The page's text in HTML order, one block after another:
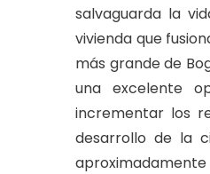
salvaguarda la
vivienda que
más grande de
una excelente
incrementar los
desarrollo de la